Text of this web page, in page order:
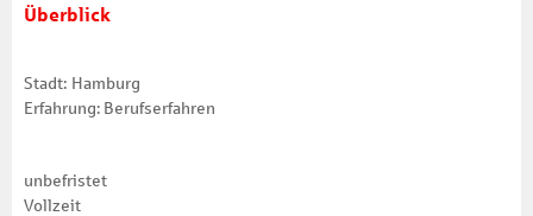
Überblick
Stadt: Hamburg
Erfahrung: Berufserfahren
unbefristet
Vollzeit